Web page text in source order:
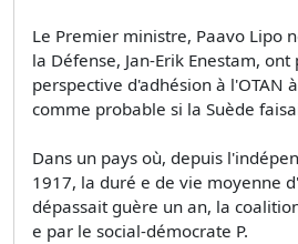
Le Premier ministre, Paavo Lipo
la Défense, Jan-Erik Enestam,
perspective d'adhésion à l'OTAN
comme probable si la Suède
Dans un pays où, depuis
1917, la duré e de vie moyenne
dépassait guère un an, la
e par le social-démocrate P.